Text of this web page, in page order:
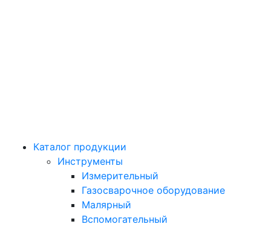
Каталог продукции
Инструменты
Измерительный
Газосварочное оборудование
Малярный
Вспомогательный